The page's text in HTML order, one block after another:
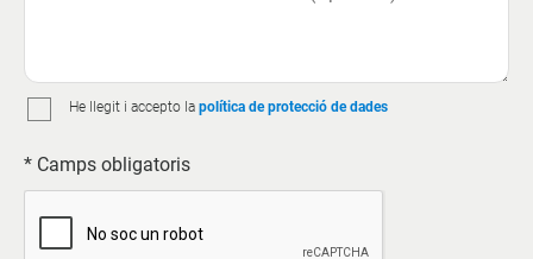
He llegit i accepto la política de protecció de dades
* Camps obligatoris